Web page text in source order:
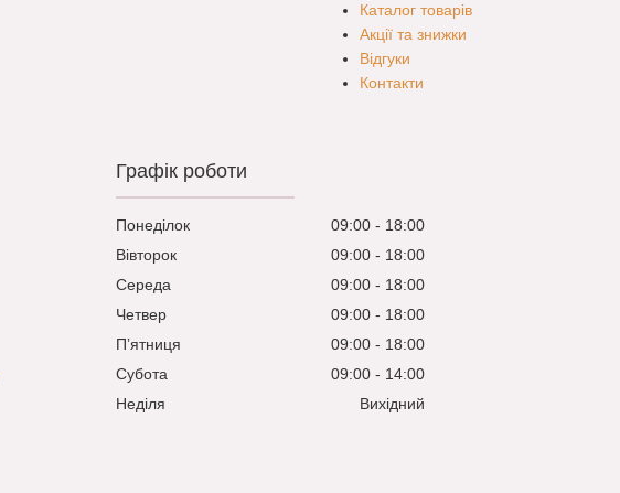
Каталог товарів
Акції та знижки
Відгуки
Контакти
Графік роботи
Понеділок 09:00
18:00
Вівторок
09:00
18:00
Середа
09:00
18:00
Четвер
09:00
18:00
Пʼятниця
09:00
18:00
Субота
09:00
14:00
Неділя
Вихідний